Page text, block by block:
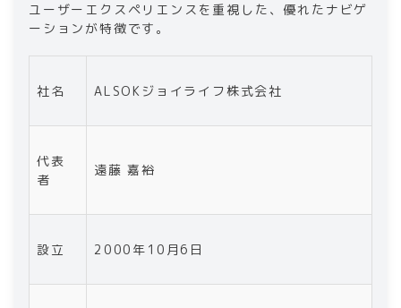
ユーザーエクスペリエンスを重視した、優れたナビゲ
ーションが特徴です。
社名 ALSOKジョイライフ株式会社
代表
者
遠藤 嘉裕
設立 2000年10月6日